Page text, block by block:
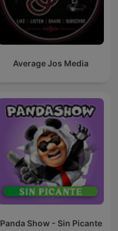
Average Jos Media
Panda Show - Sin Picante